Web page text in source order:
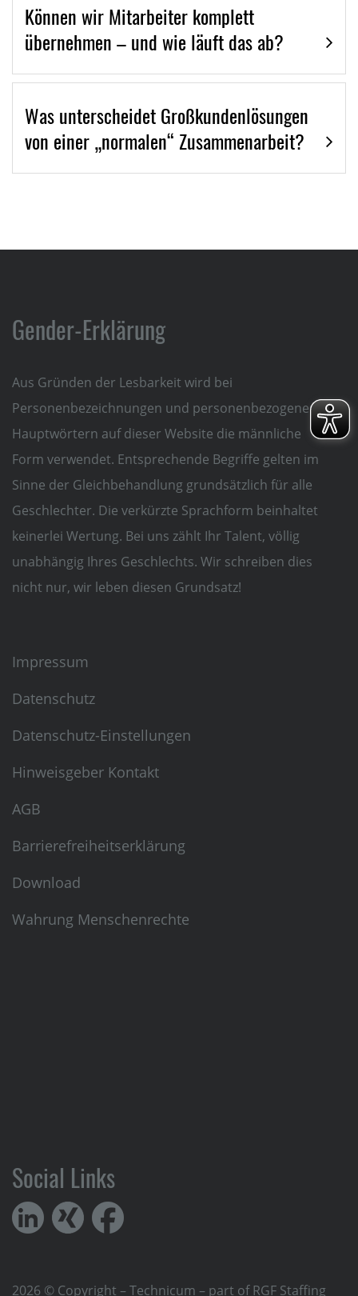
Können wir Mitarbeiter komplett
übernehmen – und wie läuft das ab?
Was unterscheidet Großkundenlösungen
von einer „normalen“ Zusammenarbeit?
Gender-Erklärung
Aus Gründen der Lesbarkeit wird bei
Personenbezeichnungen und personenbezogenen
Hauptwörtern auf dieser Website die männliche
Form verwendet. Entsprechende Begriffe gelten im
Sinne der Gleichbehandlung grundsätzlich für alle
Geschlechter. Die verkürzte Sprachform beinhaltet
keinerlei Wertung. Bei uns zählt Ihr Talent, völlig
unabhängig Ihres Geschlechts. Wir schreiben dies
nicht nur, wir leben diesen Grundsatz!
Impressum
Datenschutz
Datenschutz-Einstellungen
Hinweisgeber Kontakt
AGB
Barrierefreiheitserklärung
Download
Wahrung Menschenrechte
Social Links
2026 © Copyright – Technicum – part of RGF Staffing